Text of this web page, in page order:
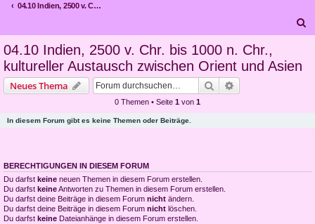
04.10 Indien, 2500 v. Chr. bis 1000 n. Chr., kultureller Austausch zwischen Orient und Asien
04.10 Indien, 2500 v. Chr. bis 1000 n. Chr.,
kultureller Austausch zwischen Orient und Asien
Neues Thema Suche
0 Themen • Seite 1 von 1
In diesem Forum gibt es keine Themen oder Beiträge.
BERECHTIGUNGEN IN DIESEM FORUM
Du darfst keine neuen Themen in diesem Forum erstellen.
Du darfst keineAntworten zu Themen in diesem Forum erstellen.
Du darfst deine Beiträge in diesem Forum nicht ändern.
Du darfst deine Beiträge in diesem Forum nicht löschen.
Du darfst keine Dateianhänge in diesem Forum erstellen.